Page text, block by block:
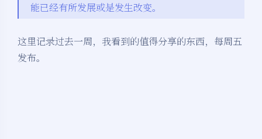
能已经有所发展或是发生改变。
这里记录过去一周，我看到的值得分享的东西，每周五
发布。